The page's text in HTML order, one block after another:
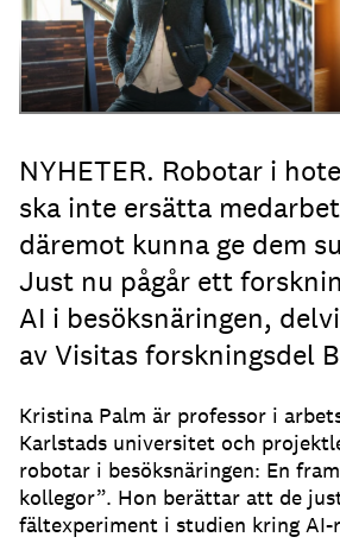
NYHETER. Robotar i
ska inte ersätta
däremot kunna ge dem
Just nu pågår ett
AI i besöksnäringen,
av Visitas forskningsdel
Kristina Palm är professor i
Karlstads universitet och
robotar i besöksnäringen: En
kollegor”. Hon berättar att de
fältexperiment i studien kring AI-